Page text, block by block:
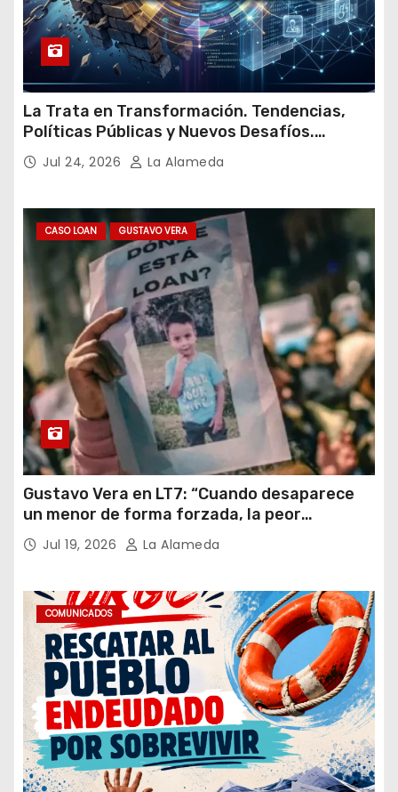
La Trata en Transformación. Tendencias,
Políticas Públicas y Nuevos Desafíos.
Argentina y el Mundo – Julio 2026
Jul 24, 2026 La Alameda
CASO LOAN GUSTAVO VERA
Gustavo Vera en LT7: “Cuando desaparece
un menor de forma forzada, la peor
hipótesis es trata, y así debe seguir
caratulado el caso Loan”
Jul 19, 2026 La Alameda
COMUNICADOS